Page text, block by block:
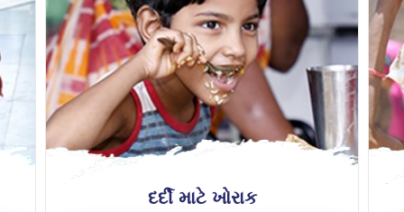
દર્દી માટે ખોરાક
વધુ વિગતો જુઓ